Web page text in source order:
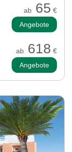
ab 65 €
Angebote
ab 618 €
Angebote